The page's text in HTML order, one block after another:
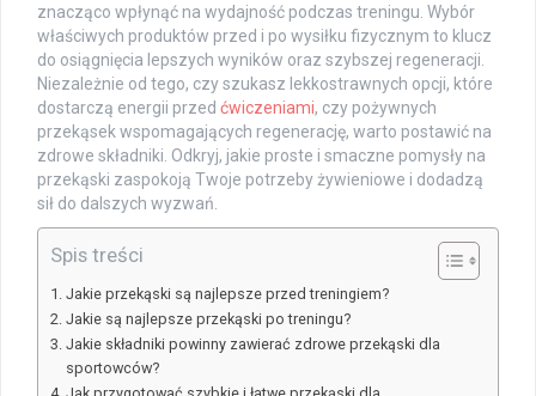
znacząco wpłynąć na wydajność podczas treningu. Wybór
właściwych produktów przed i po wysiłku fizycznym to klucz
do osiągnięcia lepszych wyników oraz szybszej regeneracji.
Niezależnie od tego, czy szukasz lekkostrawnych opcji, które
dostarczą energii przed ćwiczeniami, czy pożywnych
przekąsek wspomagających regenerację, warto postawić na
zdrowe składniki. Odkryj, jakie proste i smaczne pomysły na
przekąski zaspokoją Twoje potrzeby żywieniowe i dodadzą
sił do dalszych wyzwań.
Spis treści
Jakie przekąski są najlepsze przed treningiem?
Jakie są najlepsze przekąski po treningu?
Jakie składniki powinny zawierać zdrowe przekąski dla
sportowców?